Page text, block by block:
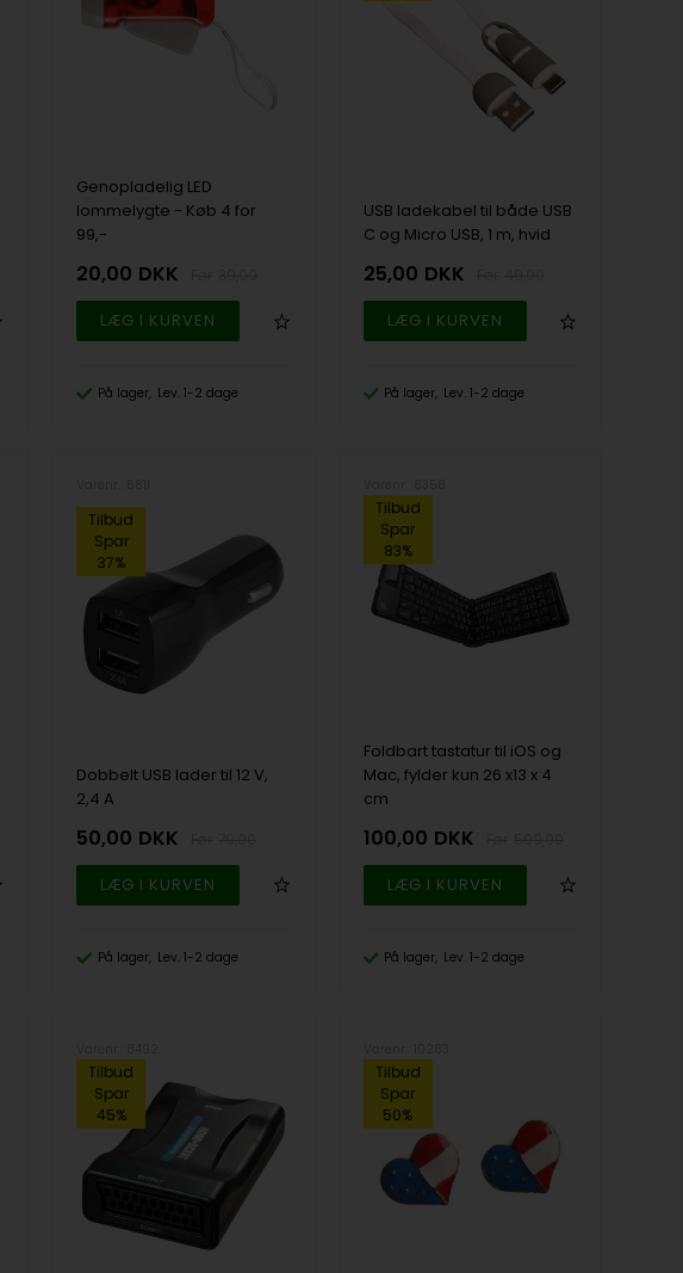
Genopladelig LED
lommelygte - Køb 4 for
99,-
20,00 DKK
På lager Lev. 1-2 dage
USB ladekabel til både USB
C og Micro USB, 1 m, hvid
25,00 DKK
På lager Lev. 1-2 dage
Tilbud
Spar
37%
Dobbelt USB lader til 12 V,
2,4 A
50,00 DKK
På lager Lev. 1-2 dage
Tilbud
Spar
83%
Foldbart tastatur til iOS og
Mac, fylder kun 26 x13 x 4
cm
100,00 DKK
På lager Lev. 1-2 dage
Tilbud
Spar
45%
Tilbud
Spar
50%